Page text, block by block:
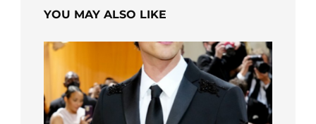
YOU MAY ALSO LIKE